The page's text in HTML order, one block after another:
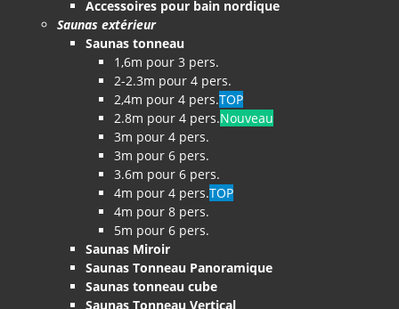
Accessoires pour bain nordique
Saunas extérieur
Saunas tonneau
1,6m pour 3 pers.
2-2.3m pour 4 pers.
2,4m pour 4 pers.TOP
2.8m pour 4 pers.Nouveau
3m pour 4 pers.
3m pour 6 pers.
3.6m pour 6 pers.
4m pour 4 pers.TOP
4m pour 8 pers.
5m pour 6 pers.
Saunas Miroir
Saunas Tonneau Panoramique
Saunas tonneau cube
Saunas Tonneau Vertical